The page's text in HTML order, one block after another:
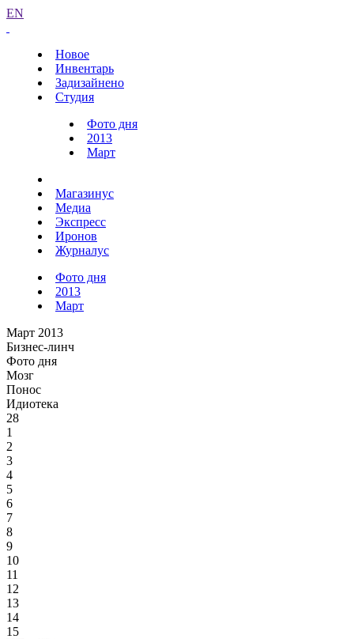
EN
Новое
Инвентарь
Задизайнено
Студия
Фото дня
2013
Март
Магазинус
Медиа
Экспресс
Иронов
Журналус
Фото дня
2013
Март
Март 2013
Бизнес-линч
Фото дня
Мозг
Понос
Идиотека
28
1
2
3
4
5
6
7
8
9
10
11
12
13
14
15